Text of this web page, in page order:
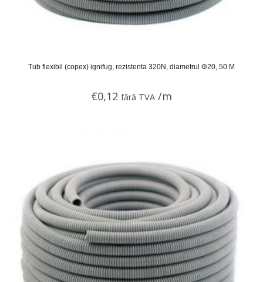
Tub flexibil (copex) ignifug, rezistenta 320N, diametrul Φ20, 50 M
€0,12 fără TVA /m